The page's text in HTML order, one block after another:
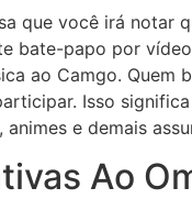
que você irá notar
bate-papo por
ao Camgo.
Isso
animes e demais
Ao